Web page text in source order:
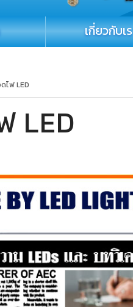
เกี่ยวกับเ
ไฟ LED
LED